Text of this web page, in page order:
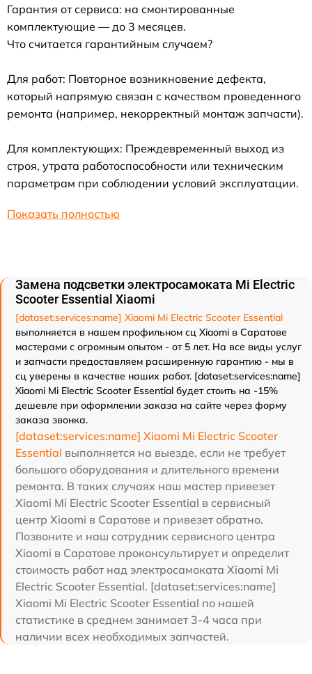
Гарантия от сервиса: на смонтированные
комплектующие — до 3 месяцев.
Что считается гарантийным случаем?
Для работ: Повторное возникновение дефекта,
который напрямую связан с качеством проведенного
ремонта (например, некорректный монтаж запчасти).
Для комплектующих: Преждевременный выход из
строя, утрата работоспособности или техническим
параметрам при соблюдении условий эксплуатации.
Показать полностью
Замена подсветки электросамоката Mi Electric
Scooter Essential Xiaomi
[dataset:services:name] Xiaomi Mi Electric Scooter Essential
выполняется в нашем профильном сц Xiaomi в Саратове
мастерами с огромным опытом - от 5 лет. На все виды услуг
и запчасти предоставляем расширенную гарантию - мы в
сц уверены в качестве наших работ. [dataset:services:name]
Xiaomi Mi Electric Scooter Essential будет стоить на -15%
дешевле при оформлении заказа на сайте через форму
заказа звонка.
[dataset:services:name] Xiaomi Mi Electric Scooter
Essential выполняется на выезде, если не требует
большого оборудования и длительного времени
ремонта. В таких случаях наш мастер привезет
Xiaomi Mi Electric Scooter Essential в сервисный
центр Xiaomi в Саратове и привезет обратно.
Позвоните и наш сотрудник сервисного центра
Xiaomi в Саратове проконсультирует и определит
стоимость работ над электросамоката Xiaomi Mi
Electric Scooter Essential. [dataset:services:name]
Xiaomi Mi Electric Scooter Essential по нашей
статистике в среднем занимает 3-4 часа при
наличии всех необходимых запчастей.